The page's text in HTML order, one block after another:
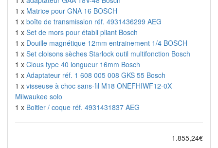
1 x Matrice pour GNA 16 BOSCH
1 x boîte de transmission réf. 4931436299 AEG
1 x Set de mors pour établi pliant Bosch
1 x Douille magnétique 12mm entrainement 1/4 BOSCH
1 x Set cloisons sèches Starlock outil multifonction Bosch
1 x Clous type 40 longueur 16mm Bosch
1 x Adaptateur réf. 1 608 005 008 GKS 55 Bosch
1 x visseuse à choc sans-fil M18 ONEFHIWF12-0X
Milwaukee solo
1 x Boitier / coque réf. 4931431837 AEG
1.855,24€